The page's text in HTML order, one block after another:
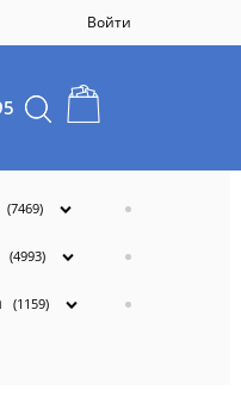
Войти
(7469)
(4993)
(1159)